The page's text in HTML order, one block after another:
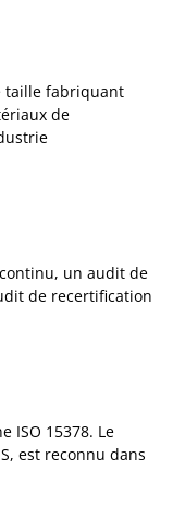
taille fabriquant
de
un audit de
de recertification
ISO 15378. Le
est reconnu dans